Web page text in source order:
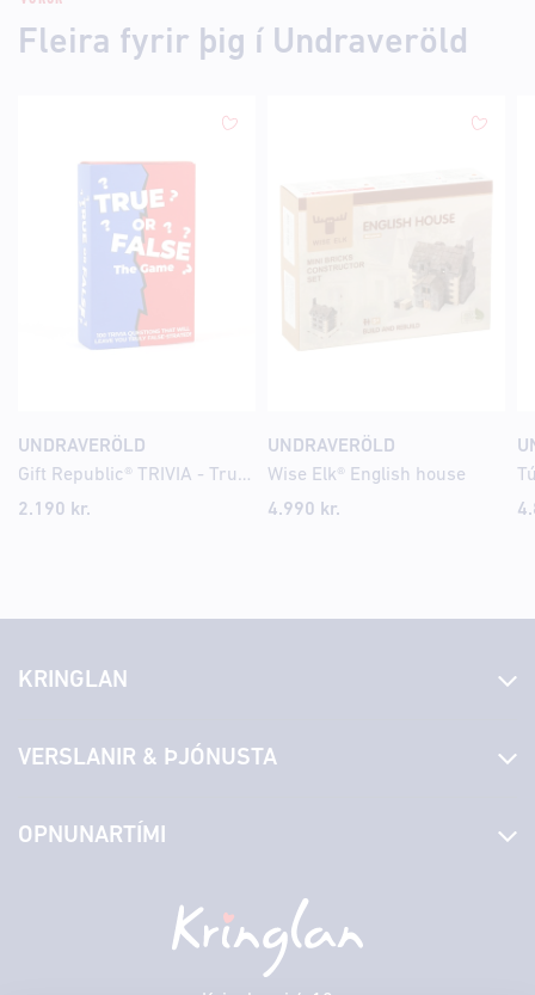
Fleira fyrir þig í Undraveröld
UNDRAVERÖLD
Gift Republic® TRIVIA - True Or False
2.190 kr.
UNDRAVERÖLD
Wise Elk® English house
4.990 kr.
KRINGLAN
Laus störf
Hafðu samband
Persónuverndarstefna
VERSLANIR & ÞJÓNUSTA
Borgarbókasafn
OPNUNARTÍMI